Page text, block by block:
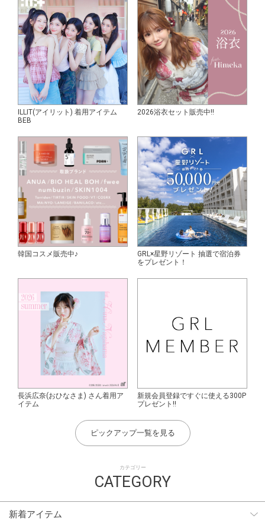
カテゴリー
CATEGORY
新着アイテム
ILLIT(アイリット) 着用アイテム
BEB
2026浴衣セット販売中!!
韓国コスメ販売中♪
GRL×星野リゾート 抽選で宿泊券
をプレゼント！
長浜広奈(おひなさま) さん着用ア
イテム
新規会員登録ですぐに使える300P
プレゼント!!
ピックアップ一覧を見る